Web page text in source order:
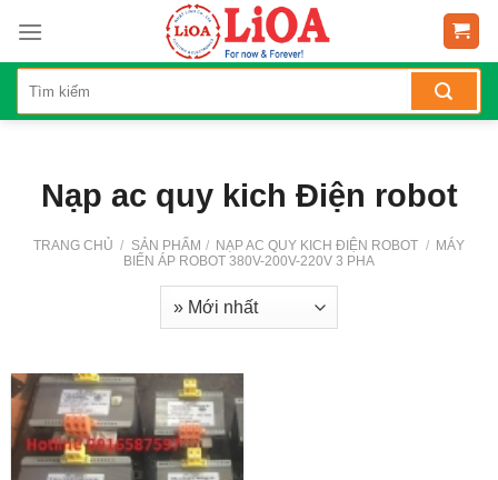
content
Nạp ac quy kich Điện robot
TRANG CHỦ / SẢN PHẨM / NẠP AC QUY KICH ĐIỆN ROBOT / MÁY
BIẾN ÁP ROBOT 380V-200V-220V 3 PHA